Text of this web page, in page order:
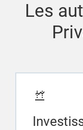
Les